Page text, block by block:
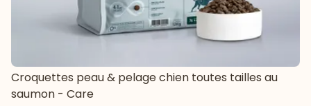
Croquettes peau & pelage chien toutes tailles au
saumon - Care